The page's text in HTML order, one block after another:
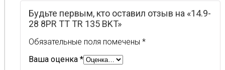
Будьте первым, кто оставил отзыв на «14.9-
28 8PR TT TR 135 BKT»
Обязательные поля помечены *
Ваша оценка *